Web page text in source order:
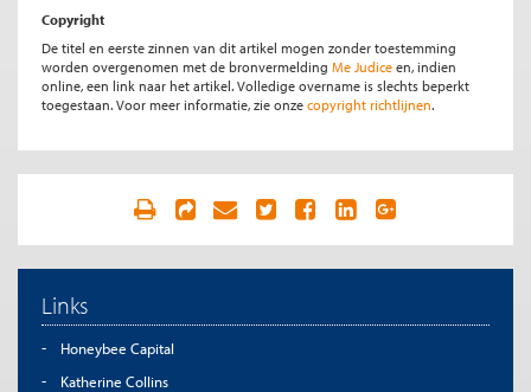
Copyright
De titel en eerste zinnen van dit artikel mogen zonder toestemming
worden overgenomen met de bronvermelding Me Judice en, indien
online, een link naar het artikel. Volledige overname is slechts beperkt
toegestaan. Voor meer informatie, zie onze copyright richtlijnen.
Links
Honeybee Capital
Katherine Collins